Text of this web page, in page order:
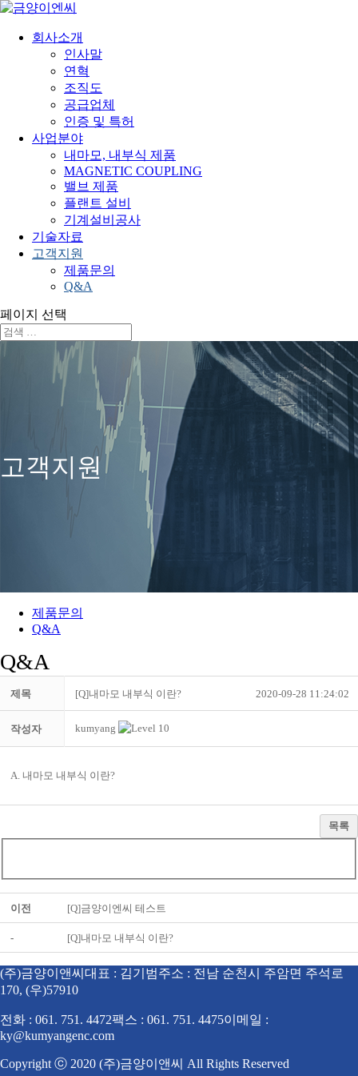
회사소개
인사말
연혁
조직도
공급업체
인증 및 특허
사업분야
내마모, 내부식 제품
MAGNETIC COUPLING
밸브 제품
플랜트 설비
기계설비공사
기술자료
고객지원
제품문의
Q&A
페이지 선택
고객지원
제품문의
Q&A
Q&A
제목 [Q]내마모 내부식 이란? 2020-09-28 11:24:02
작성자 kumyang
A. 내마모 내부식 이란?
목록
이전 [Q]금양이엔씨 테스트
- [Q]내마모 내부식 이란?
(주)금양이앤씨 대표 : 김기범주소 : 전남 순천시 주암면 주석로
170, (우)57910
전화 : 061. 751. 4472팩스 : 061. 751. 4475이메일 :
ky@kumyangenc.com
Copyright ⓒ 2020 (주)금양이앤씨 All Rights Reserved